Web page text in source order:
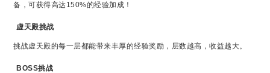
备，可获得高达150%的经验加成！
虚天殿挑战
挑战虚天殿的每一层都能带来丰厚的经验奖励，层数越高，收益越大。
BOSS挑战